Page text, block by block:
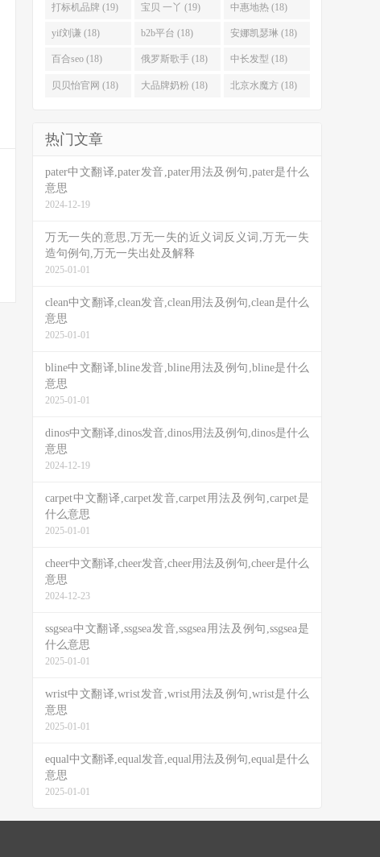
打标机品牌 (19) 宝贝 一丫 (19) 中惠地热 (18)
yif刘谦 (18) b2b平台 (18) 安娜凯瑟琳 (18)
百合seo (18) 俄罗斯歌手 (18) 中长发型 (18)
贝贝怡官网 (18) 大品牌奶粉 (18) 北京水魔方 (18)
热门文章
pater中文翻译,pater发音,pater用法及例句,pater是什么
意思
2024-12-19
万无一失的意思,万无一失的近义词反义词,万无一失
造句例句,万无一失出处及解释
2025-01-01
clean中文翻译,clean发音,clean用法及例句,clean是什么
意思
2025-01-01
bline中文翻译,bline发音,bline用法及例句,bline是什么
意思
2025-01-01
dinos中文翻译,dinos发音,dinos用法及例句,dinos是什么
意思
2024-12-19
carpet中文翻译,carpet发音,carpet用法及例句,carpet是
什么意思
2025-01-01
cheer中文翻译,cheer发音,cheer用法及例句,cheer是什么
意思
2024-12-23
ssgsea中文翻译,ssgsea发音,ssgsea用法及例句,ssgsea是
什么意思
2025-01-01
wrist中文翻译,wrist发音,wrist用法及例句,wrist是什么
意思
2025-01-01
equal中文翻译,equal发音,equal用法及例句,equal是什么
意思
2025-01-01